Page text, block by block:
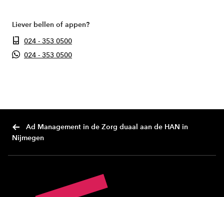
Liever bellen of appen?
024 - 353 0500
024 - 353 0500
Ad Management in de Zorg duaal aan de HAN in
Nijmegen